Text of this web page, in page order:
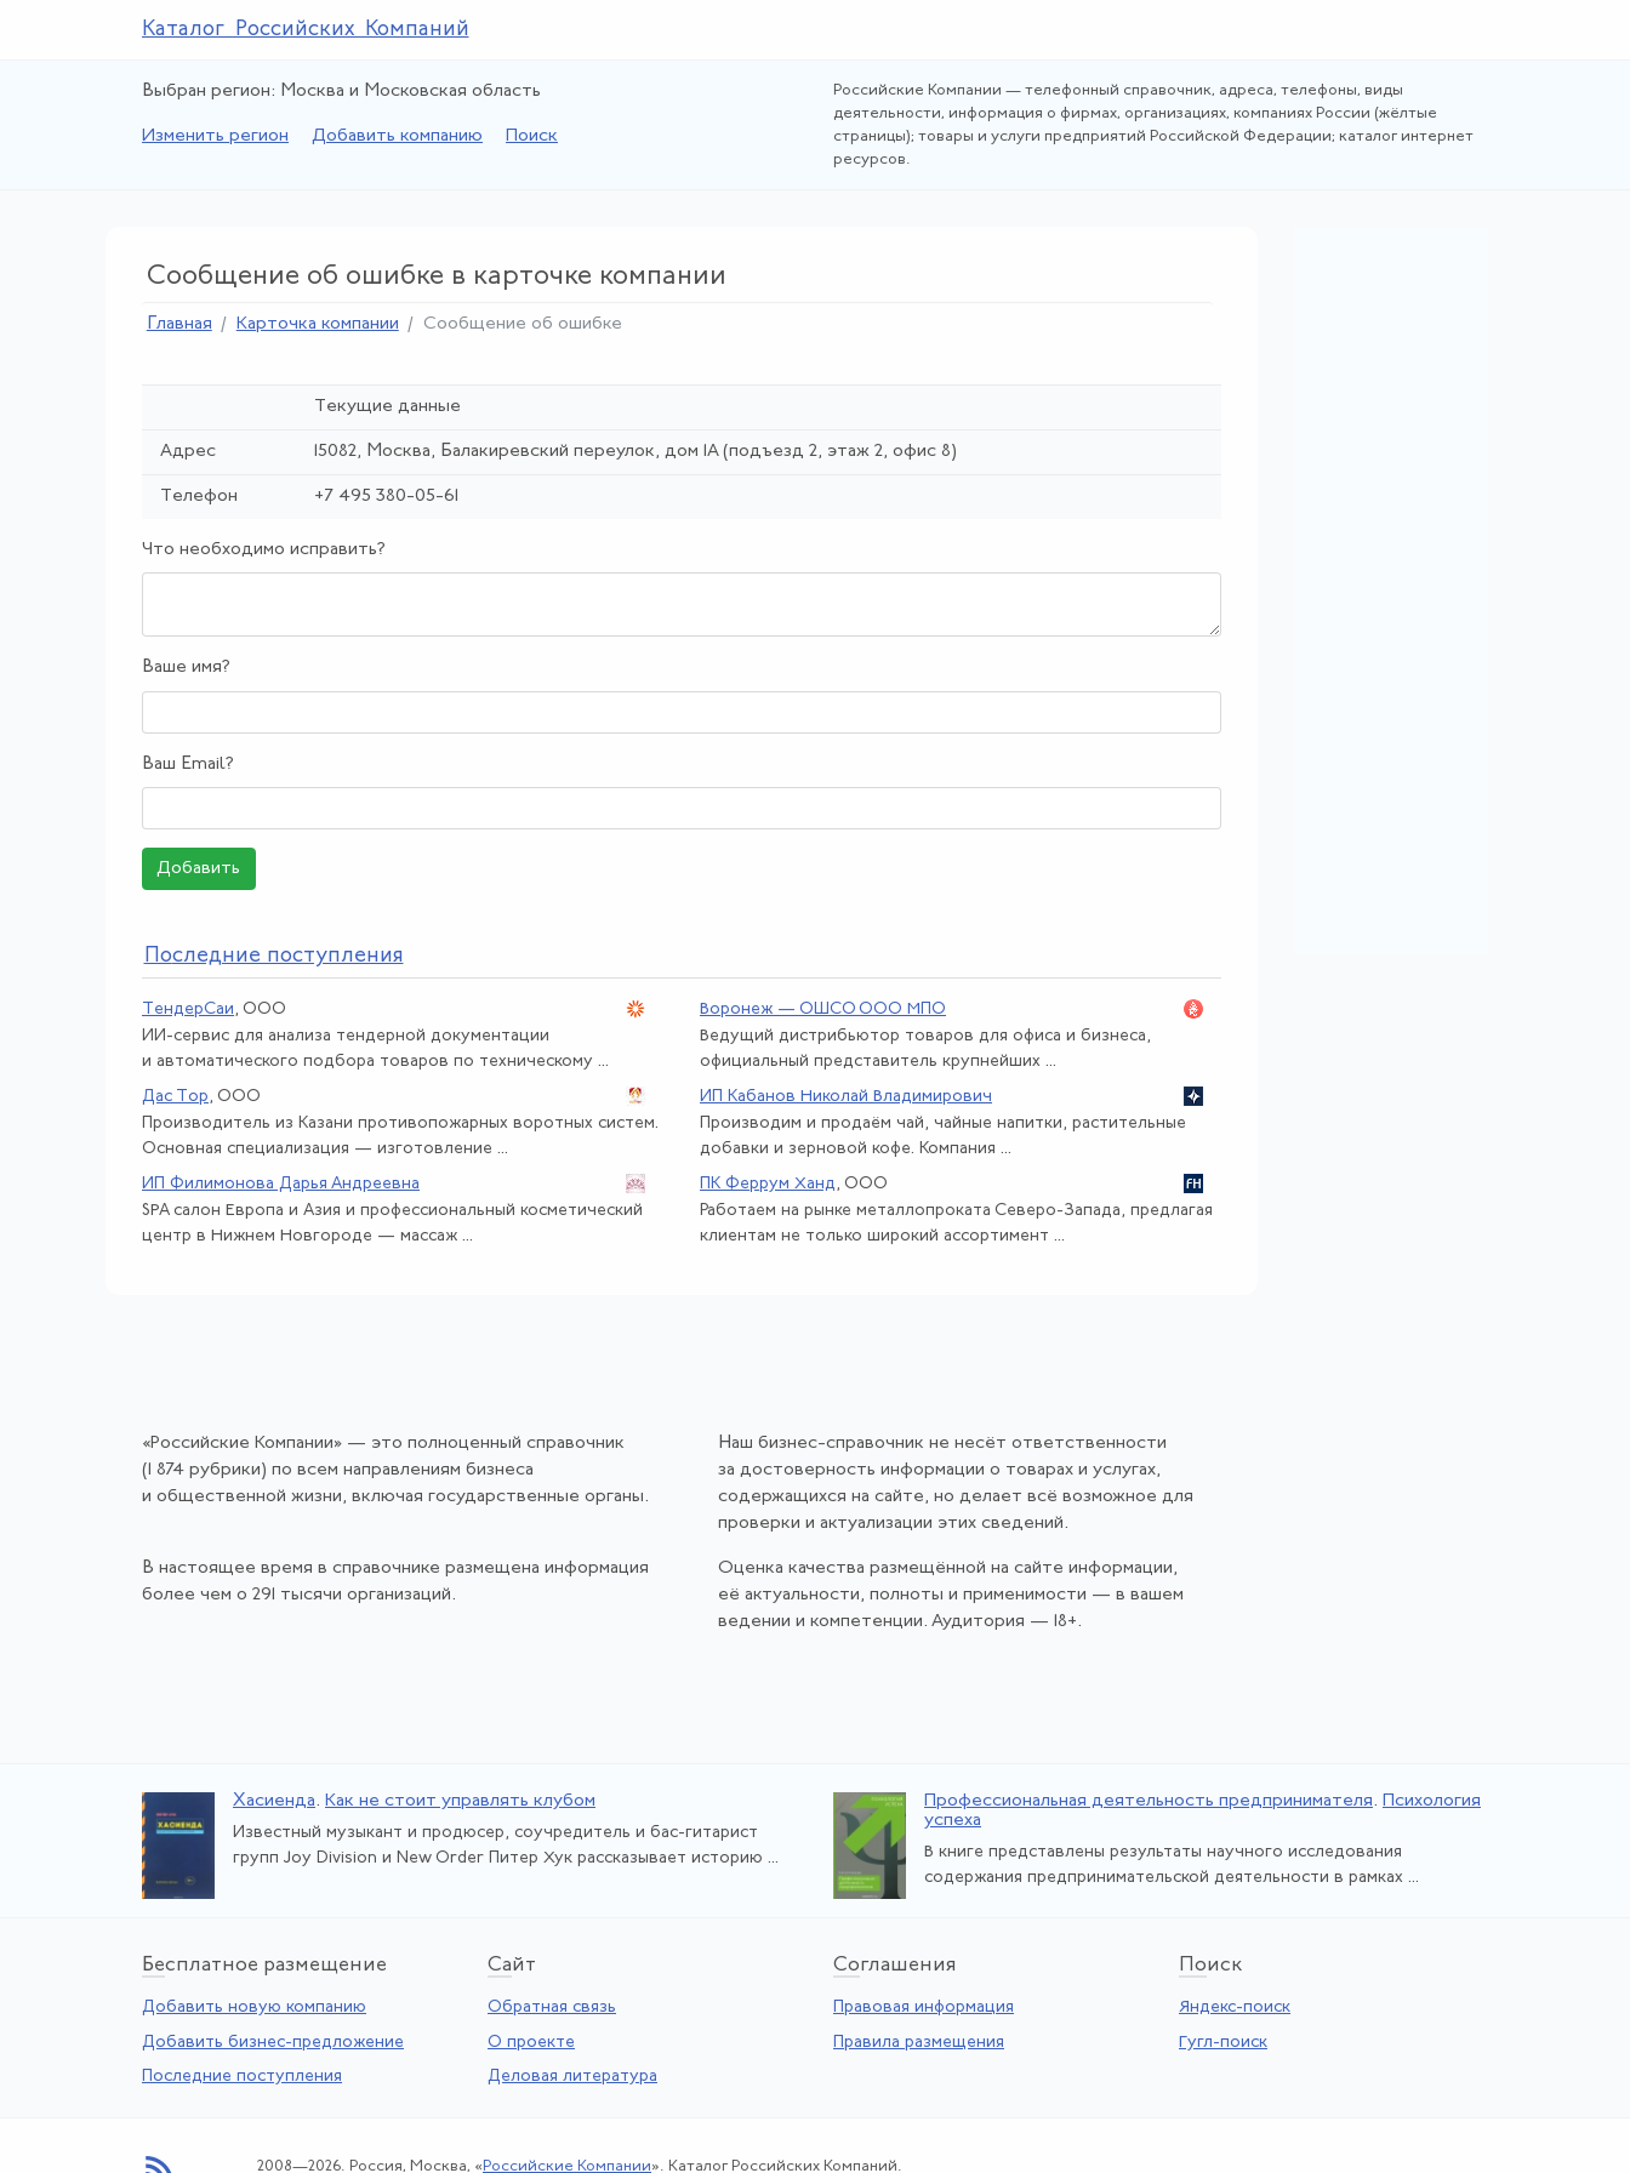
Каталог Российских Компаний
Выбран регион: Москва и Московская область
Изменить регион Добавить компанию Поиск
Российские Компании — телефонный справочник, адреса, телефоны, виды
деятельности, информация о фирмах, организациях, компаниях России (жёлтые
страницы); товары и услуги предприятий Российской Федерации; каталог интернет
ресурсов.
Сообщение об ошибке в карточке компании
Главная Карточка компании Сообщение об ошибке
Текущие данные
Адрес 15082, Москва, Балакиревский переулок, дом 1А (подъезд 2, этаж 2, офис 8)
Телефон +7 495 380-05-61
Что необходимо исправить?
Ваше имя?
Ваш Email?
Добавить
Последние поступления
ТендерСаи, ООО
ИИ-сервис для анализа тендерной документации
и автоматического подбора товаров по техническому ...
Воронеж — ОШСО ООО МПО
Ведущий дистрибьютор товаров для офиса и бизнеса,
официальный представитель крупнейших ...
Дас Тор, ООО
Производитель из Казани противопожарных воротных систем.
Основная специализация — изготовление ...
ИП Кабанов Николай Владимирович
Производим и продаём чай, чайные напитки, растительные
добавки и зерновой кофе. Компания ...
ИП Филимонова Дарья Андреевна
SPA салон Европа и Азия и профессиональный косметический
центр в Нижнем Новгороде — массаж ...
ПК Феррум Ханд, ООО
Работаем на рынке металлопроката Северо-Запада, предлагая
клиентам не только широкий ассортимент ...
«Российские Компании» — это полноценный справочник
(1 874 рубрики) по всем направлениям бизнеса
и общественной жизни, включая государственные органы.
Наш бизнес-справочник не несёт ответственности
за достоверность информации о товарах и услугах,
содержащихся на сайте, но делает всё возможное для
проверки и актуализации этих сведений.
В настоящее время в справочнике размещена информация
более чем о 291 тысячи организаций.
Оценка качества размещённой на сайте информации,
её актуальности, полноты и применимости — в вашем
ведении и компетенции. Аудитория — 18+.
Хасиенда. Как не стоит управлять клубом
Известный музыкант и продюсер, соучредитель и бас-гитарист
групп Joy Division и New Order Питер Хук рассказывает историю ...
Профессиональная деятельность предпринимателя. Психология
успеха
В книге представлены результаты научного исследования
содержания предпринимательской деятельности в рамках ...
Бесплатное размещение
Добавить новую компанию
Добавить бизнес-предложение
Последние поступления
Сайт
Обратная связь
О проекте
Деловая литература
Соглашения
Правовая информация
Правила размещения
Поиск
Яндекс-поиск
Гугл-поиск
2008—2026. Россия, Москва, « Российские Компании». Каталог Российских Компаний.